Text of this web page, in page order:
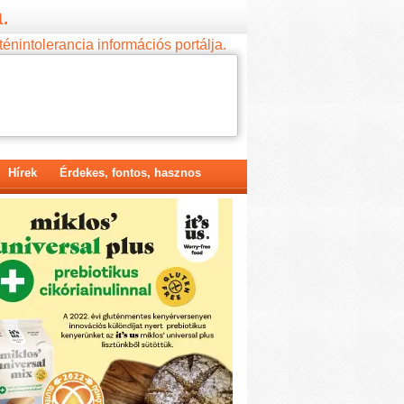
információs portálja.
Hírek Érdekes, fontos, hasznos